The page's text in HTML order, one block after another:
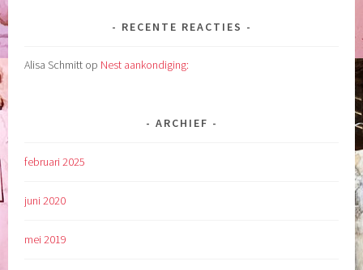
RECENTE REACTIES
Alisa Schmitt op Nest aankondiging:
ARCHIEF
februari 2025
juni 2020
mei 2019